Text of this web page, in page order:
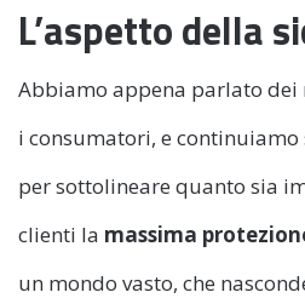
L’aspetto della
Abbiamo appena parlato
i consumatori, e
per sottolineare quanto sia
clienti la massima
un mondo vasto, che